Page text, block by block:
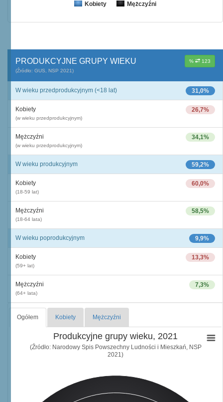
Kobiety Mężczyźni
% 123
PRODUKCYJNE GRUPY WIEKU
(Źródło: GUS, NSP 2021)
31,0%
W wieku przedprodukcyjnym (<18 lat)
26,7%
Kobiety
(w wieku przedprodukcyjnym)
34,1%
Mężczyźni
(w wieku przedprodukcyjnym)
59,2%
W wieku produkcyjnym
60,0%
Kobiety
(18-59 lat)
58,5%
Mężczyźni
(18-64 lata)
9,9%
W wieku poprodukcyjnym
13,3%
Kobiety
(59+ lat)
7,3%
Mężczyźni
(64+ lata)
Ogółem Kobiety Mężczyźni
Produkcyjne grupy wieku, 2021
(Źródło: Narodowy Spis Powszechny Ludności i Mieszkań, NSP
2021)